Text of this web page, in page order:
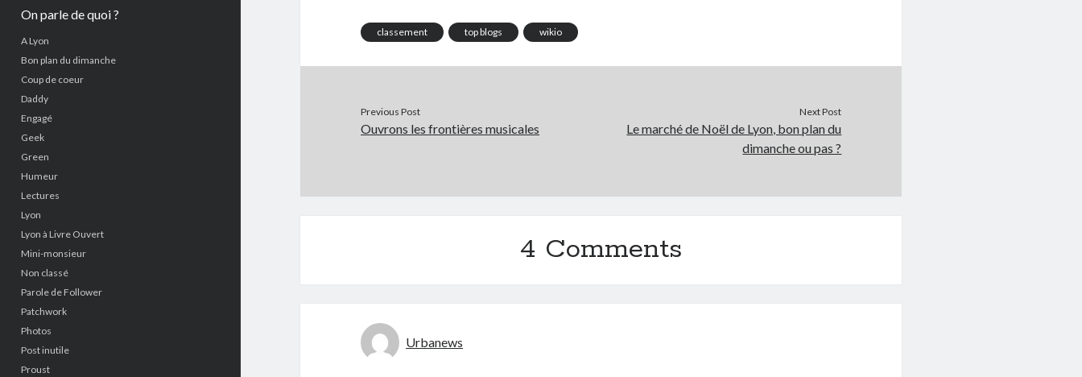
On parle de quoi ?
A Lyon
Bon plan du dimanche
Coup de coeur
Daddy
Engagé
Geek
Green
Humeur
Lectures
Lyon
Lyon à Livre Ouvert
Mini-monsieur
Non classé
Parole de Follower
Patchwork
Photos
Post inutile
Proust
classement top blogs wikio
Previous Post
Ouvrons les frontières musicales
Next Post
Le marché de Noël de Lyon, bon plan du
dimanche ou pas ?
4 Comments
Urbanews